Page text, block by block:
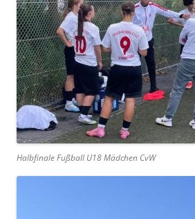
Halbfinale Fußball U18 Mädchen CvW